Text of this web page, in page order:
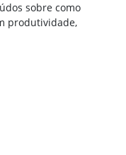
sobre como
produtividade,